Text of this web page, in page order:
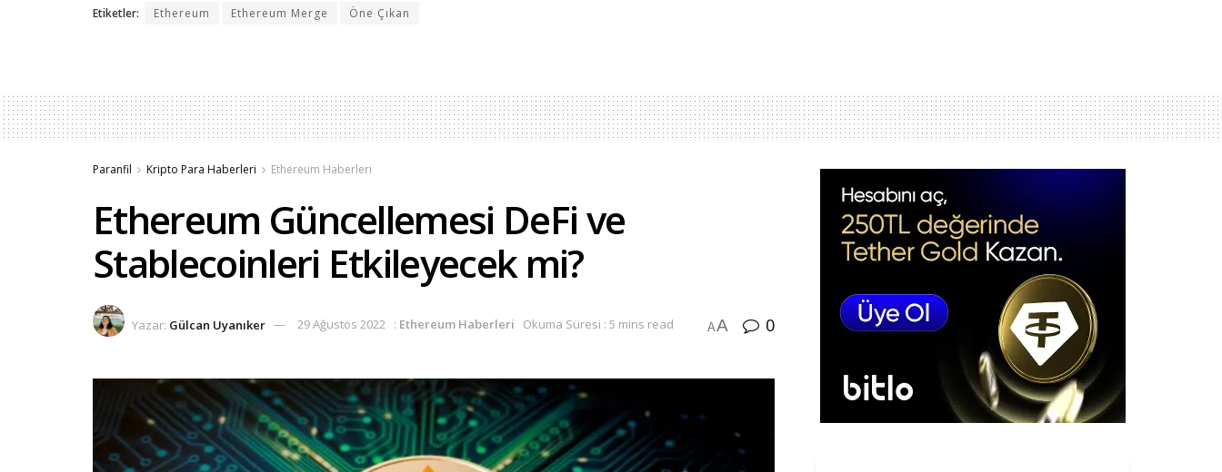
Etiketler: Ethereum Ethereum Merge Öne Çıkan
Paranfil Kripto Para Haberleri Ethereum Haberleri
Ethereum Güncellemesi DeFi ve
Stablecoinleri Etkileyecek mi?
Yazar: Gülcan Uyanıker 29 Ağustos 2022 : Ethereum Haberleri Okuma Süresi : 5 mins read AA 0